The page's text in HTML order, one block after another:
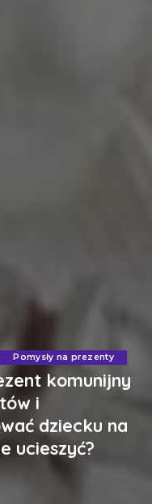
Pomysły na prezenty
komunijny
i
dziecku na
ucieszyć?